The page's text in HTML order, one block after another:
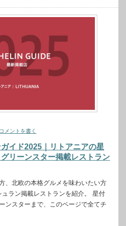
コメントを書く
ガイド2025｜リトアニアの星
リーンスター掲載レストラン
、北欧の本格グルメを味わいたい方
ラン掲載レストランを紹介。 星付
ンスターまで、このページで全てチ